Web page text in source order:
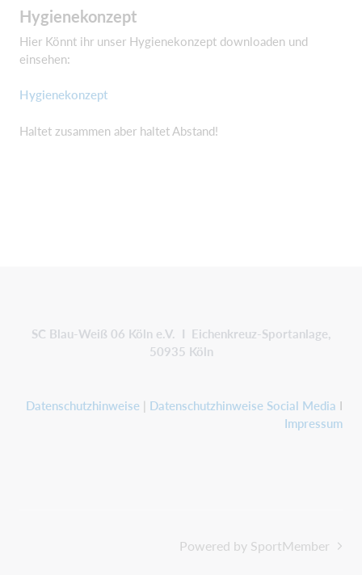
Hygienekonzept
Hier Könnt ihr unser Hygienekonzept downloaden und
einsehen:
Hygienekonzept
Haltet zusammen aber haltet Abstand!
SC Blau-Weiß 06 Köln e.V. I Eichenkreuz-Sportanlage,
50935 Köln
Datenschutzhinweise | Datenschutzhinweise Social Media I
Impressum
Powered by SportMember